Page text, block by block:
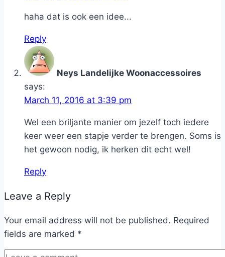
haha dat is ook een idee...
Reply
Neys Landelijke Woonaccessoires
says:
March 11, 2016 at 3:39 pm
Wel een briljante manier om jezelf toch iedere
keer weer een stapje verder te brengen. Soms is
het gewoon nodig, ik herken dit echt wel!
Reply
Leave a Reply
Your email address will not be published. Required
fields are marked *